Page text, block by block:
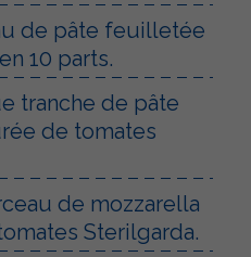
de pâte feuilletée
10 parts.
tranche de pâte
de tomates
de mozzarella
Sterilgarda.